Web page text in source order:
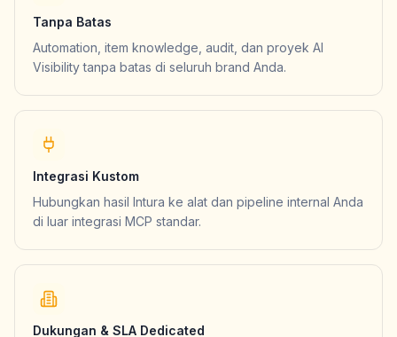
Tanpa Batas
Automation, item knowledge, audit, dan proyek AI
Visibility tanpa batas di seluruh brand Anda.
Integrasi Kustom
Hubungkan hasil Intura ke alat dan pipeline internal Anda
di luar integrasi MCP standar.
Dukungan & SLA Dedicated